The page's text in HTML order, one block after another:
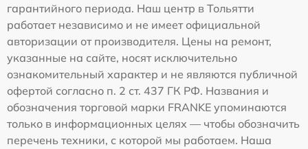
гарантийного периода. Наш центр в Тольятти
работает независимо и не имеет официальной
авторизации от производителя. Цены на ремонт,
указанные на сайте, носят исключительно
ознакомительный характер и не являются публичной
офертой согласно п. 2 ст. 437 ГК РФ. Названия и
обозначения торговой марки FRANKE упоминаются
только в информационных целях — чтобы обозначить
перечень техники, с которой мы работаем. Наша